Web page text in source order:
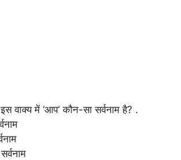
वाक्य में ‘आप’ कौन-सा सर्वनाम है? .